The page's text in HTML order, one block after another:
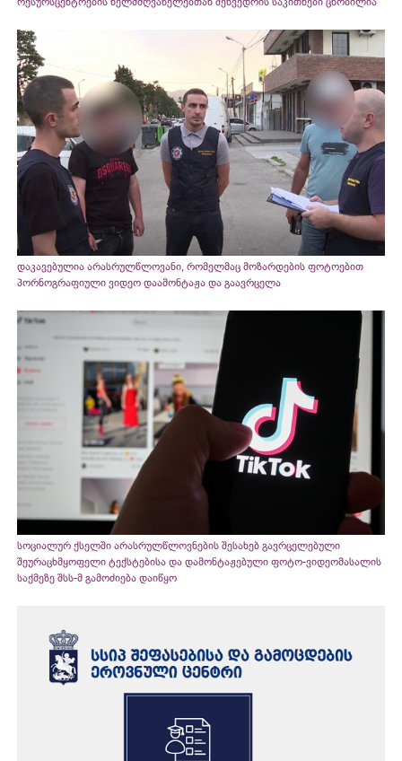
დაკავებულია არასრულწლოვანი, რომელმაც მოზარდების ფოტოებით
პორნოგრაფიული ვიდეო დაამონტაჟა და გაავრცელა
სოციალურ ქსელში არასრულწლოვნების შესახებ გავრცელებული
შეურაცხმყოფელი ტექსტებისა და დამონტაჟებული ფოტო-ვიდეომასალის
საქმეზე შსს-მ გამოძიება დაიწყო